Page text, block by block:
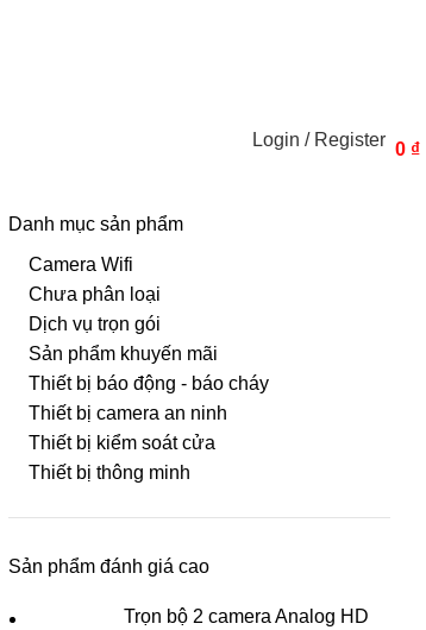
Login / Register 0 ₫
Danh mục sản phẩm
Camera Wifi
Chưa phân loại
Dịch vụ trọn gói
Sản phẩm khuyến mãi
Thiết bị báo động - báo cháy
Thiết bị camera an ninh
Thiết bị kiểm soát cửa
Thiết bị thông minh
Sản phẩm đánh giá cao
Trọn bộ 2 camera Analog HD